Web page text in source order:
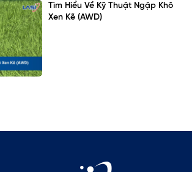
Tìm Hiểu Về Kỹ Thuật Ngập Khô
Xen Kẽ (AWD)